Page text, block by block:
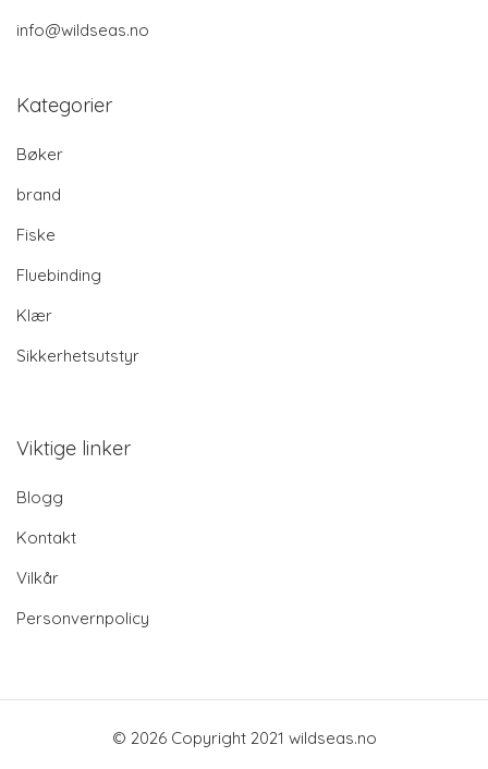
info@wildseas.no
Kategorier
Bøker
brand
Fiske
Fluebinding
Klær
Sikkerhetsutstyr
Viktige linker
Blogg
Kontakt
Vilkår
Personvernpolicy
© 2026 Copyright 2021 wildseas.no